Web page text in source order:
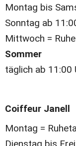
Montag bis
Sonntag ab
Mittwoch =
Sommer
täglich ab 11:00
Coiffeur Janell
Montag =
Dienstag bis